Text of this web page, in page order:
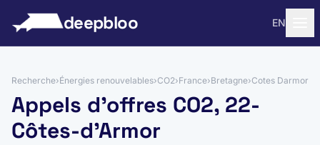
deepbloo EN
Recherche›Énergies renouvelables›CO2›France›Bretagne›Cotes Darmor
Appels d'offres CO2, 22-
Côtes-d'Armor